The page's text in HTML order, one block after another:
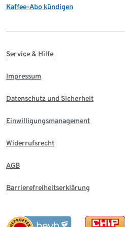
Kaffee-Abo kündigen
Service & Hilfe
Impressum
Datenschutz und Sicherheit
Einwilligungsmanagement
Widerrufsrecht
AGB
Barrierefreiheitserklärung